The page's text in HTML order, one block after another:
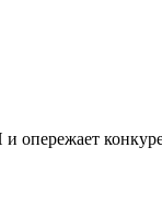
опережает